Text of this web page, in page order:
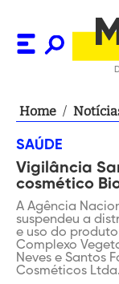
Home /
SAÚDE
Vigilância
cosmético
A Agência
suspendeu a
e uso do
Complexo
Neves e Santos
Cosméticos